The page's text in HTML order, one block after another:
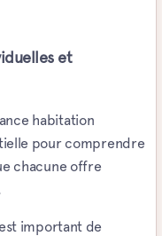
et
habitation
pour comprendre
chacune offre
important de